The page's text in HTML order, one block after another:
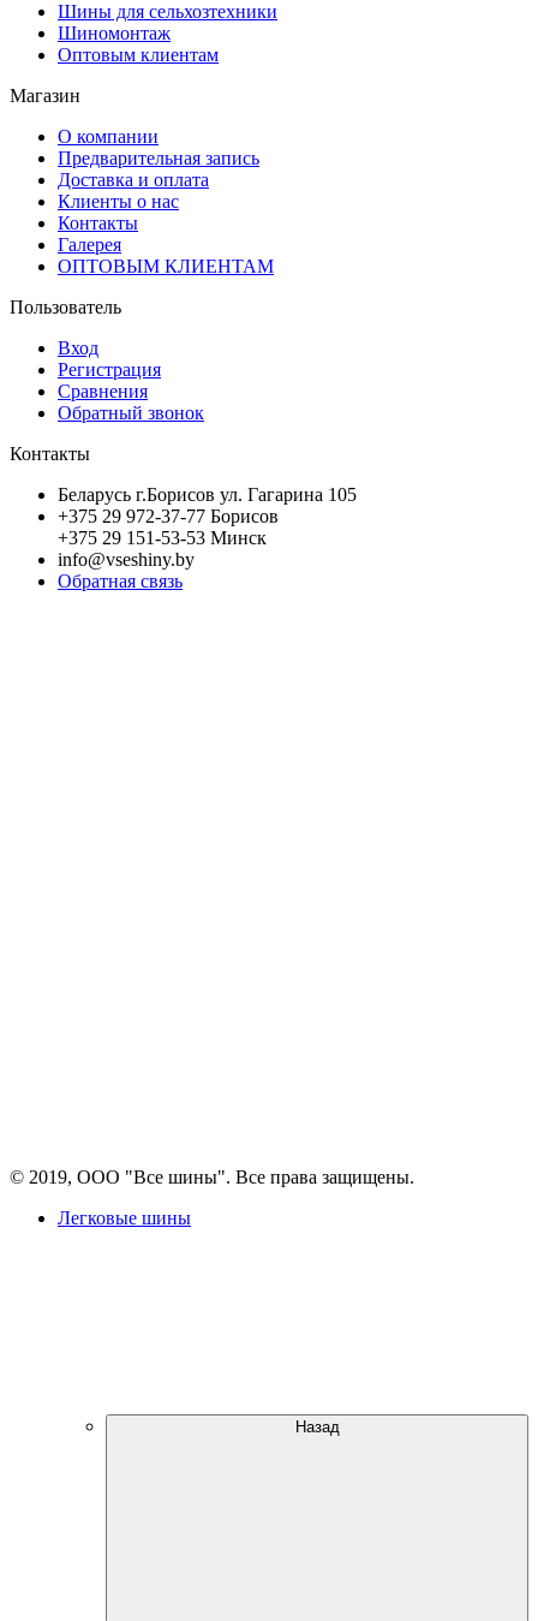
Шины для сельхозтехники
Шиномонтаж
Оптовым клиентам
Магазин
О компании
Предварительная запись
Доставка и оплата
Клиенты о нас
Контакты
Галерея
ОПТОВЫМ КЛИЕНТАМ
Пользователь
Вход
Регистрация
Сравнения
Обратный звонок
Контакты
Беларусь г.Борисов ул. Гагарина 105
+375 29 972-37-77 Борисов
+375 29 151-53-53 Минск
info@vseshiny.by
Обратная связь
© 2019, ООО "Все шины". Все права защищены.
Легковые шины
Назад